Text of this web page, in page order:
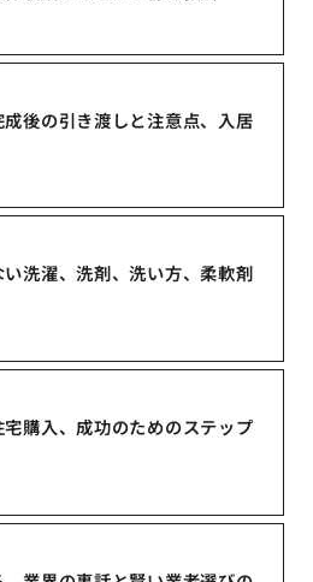
後の引き渡しと注意点、入居
洗濯、洗剤、洗い方、柔軟剤
購入、成功のためのステップ